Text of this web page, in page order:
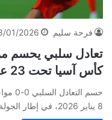
فرحة سليم 01/2026
تعادل سلبي يحسم
كأس آسيا تحت 23 عامًا
حسم
8 يناير 2026، في إطار الجولة الأولى من كأس آسيا…